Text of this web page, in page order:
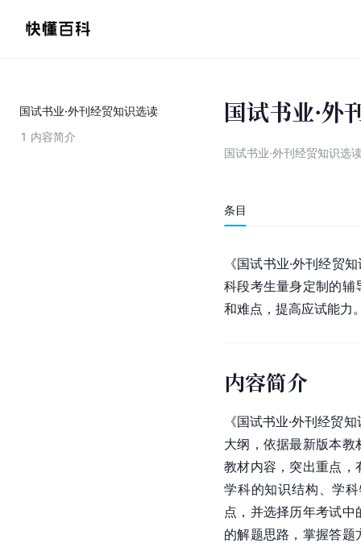
国试书业·外刊经贸知识选读
1 内容简介
国试书业·外
国试书业·外刊经贸知识选
条目
《国试书业·外刊经贸
科段考生量身定制的辅
和难点，提高应试能力
内容简介
《国试书业·外刊经贸
大纲，依据最新版本
教材内容，突出重点，
学科的知识结构、学
点，并选择历年考试
的解题思路，掌握答